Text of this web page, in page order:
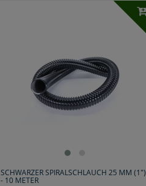
SCHWARZER SPIRALSCHLAUCH 25 MM (1")
- 10 METER